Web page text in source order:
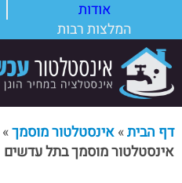
אודות
המלצות רבות
דף הבית»אינסטלטור מוסמך»
אינסטלטור מוסמך בתל עדשים